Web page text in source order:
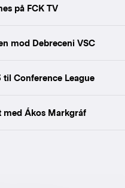
på FCK TV
mod Debreceni VSC
til Conference League
med Ákos Markgráf